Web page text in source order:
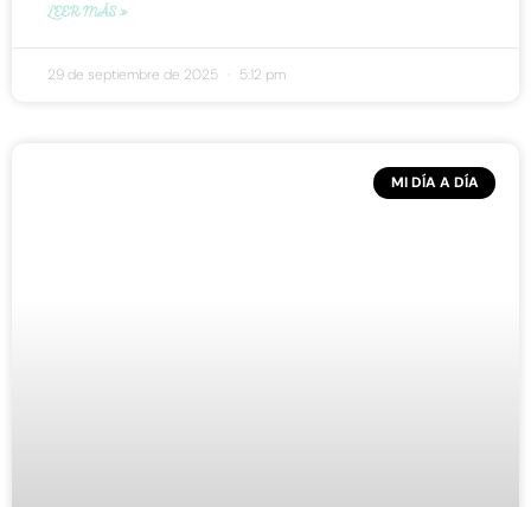
LEER MÁS »
29 de septiembre de 2025 5:12 pm
MI DÍA A DÍA